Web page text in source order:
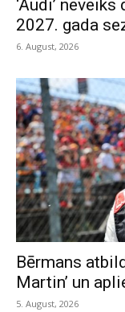
‘Audi’
2027. gada
6. August, 2026
Bērmans
Martin’ un
5. August, 2026